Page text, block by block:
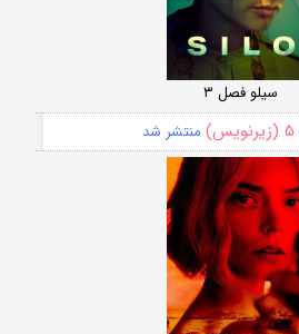
سیلو فصل ۳
۵ (زیرنویس) منتشر شد